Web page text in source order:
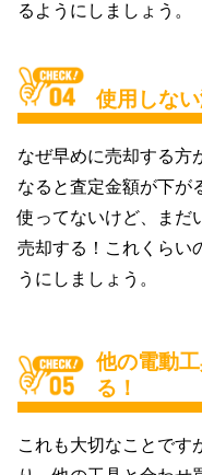
るようにしましょう。
使用しな
なぜ早めに売却する方
なると査定金額が下が
使ってないけど、まだ
売却する！これくらい
うにしましょう。
他の電動
る！
これも大切なことです